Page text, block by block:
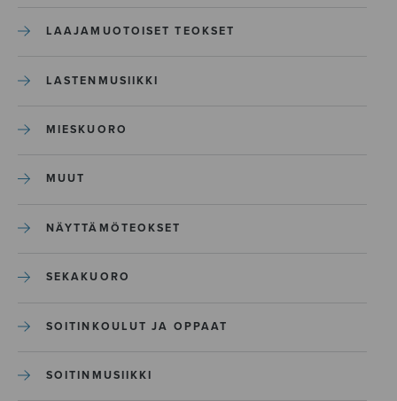
LAAJAMUOTOISET TEOKSET
LASTENMUSIIKKI
MIESKUORO
MUUT
NÄYTTÄMÖTEOKSET
SEKAKUORO
SOITINKOULUT JA OPPAAT
SOITINMUSIIKKI